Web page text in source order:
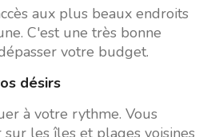
aux plus beaux endroits
C'est une très bonne
votre budget.
désirs
à votre rythme. Vous
les îles et plages voisines